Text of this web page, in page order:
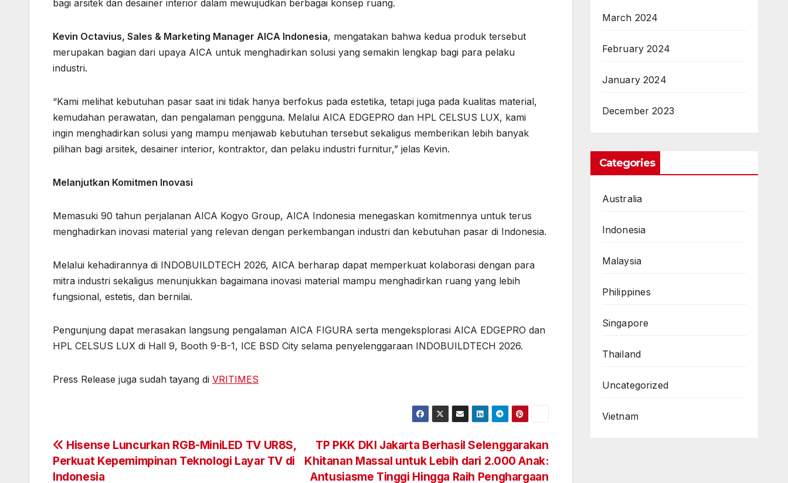
bagi arsitek dan desainer interior dalam mewujudkan berbagai konsep ruang.
Kevin Octavius, Sales & Marketing Manager AICA Indonesia, mengatakan bahwa kedua produk tersebut
merupakan bagian dari upaya AICA untuk menghadirkan solusi yang semakin lengkap bagi para pelaku
industri.
“Kami melihat kebutuhan pasar saat ini tidak hanya berfokus pada estetika, tetapi juga pada kualitas material,
kemudahan perawatan, dan pengalaman pengguna. Melalui AICA EDGEPRO dan HPL CELSUS LUX, kami
ingin menghadirkan solusi yang mampu menjawab kebutuhan tersebut sekaligus memberikan lebih banyak
pilihan bagi arsitek, desainer interior, kontraktor, dan pelaku industri furnitur,” jelas Kevin.
Melanjutkan Komitmen Inovasi
Memasuki 90 tahun perjalanan AICA Kogyo Group, AICA Indonesia menegaskan komitmennya untuk terus
menghadirkan inovasi material yang relevan dengan perkembangan industri dan kebutuhan pasar di Indonesia.
Melalui kehadirannya di INDOBUILDTECH 2026, AICA berharap dapat memperkuat kolaborasi dengan para
mitra industri sekaligus menunjukkan bagaimana inovasi material mampu menghadirkan ruang yang lebih
fungsional, estetis, dan bernilai.
Pengunjung dapat merasakan langsung pengalaman AICA FIGURA serta mengeksplorasi AICA EDGEPRO dan
HPL CELSUS LUX di Hall 9, Booth 9-B-1, ICE BSD City selama penyelenggaraan INDOBUILDTECH 2026.
Press Release juga sudah tayang di VRITIMES
Post
navigation
TP PKK DKI Jakarta Berhasil Selenggarakan
Khitanan Massal untuk Lebih dari 2.000 Anak:
Antusiasme Tinggi Hingga Raih Penghargaan
Hisense Luncurkan RGB-MiniLED TV UR8S,
Perkuat Kepemimpinan Teknologi Layar TV di
Indonesia
March 2024
February 2024
January 2024
December 2023
Categories
Australia
Indonesia
Malaysia
Philippines
Singapore
Thailand
Uncategorized
Vietnam